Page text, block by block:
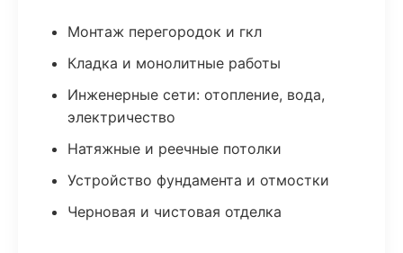
Монтаж перегородок и гкл
Кладка и монолитные работы
Инженерные сети: отопление, вода,
электричество
Натяжные и реечные потолки
Устройство фундамента и отмостки
Черновая и чистовая отделка